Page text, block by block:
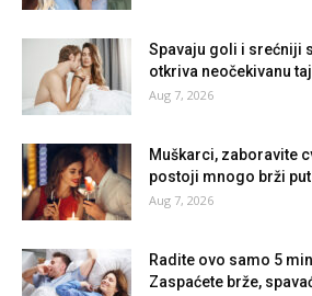
Spavaju goli i srećniji
otkriva neočekivanu
Aug 7, 2026
Muškarci, zaboravite
postoji mnogo brži
Aug 7, 2026
Radite ovo samo 5
Zaspaćete brže,